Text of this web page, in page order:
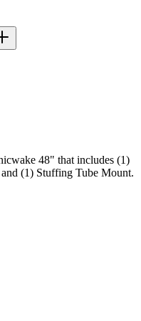
48" that includes (1)
(1) Stuffing Tube Mount.